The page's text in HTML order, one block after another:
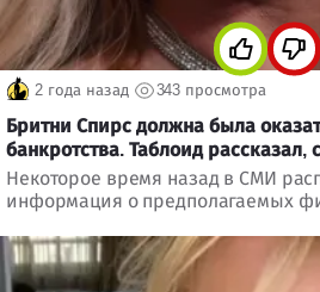
2 года назад 343 просмотра
Бритни Спирс должна была
банкротства. Таблоид рассказал,
заработала в прошлом году
Некоторое время назад в СМИ
информация о предполагаемых
данные о заработках артиста.